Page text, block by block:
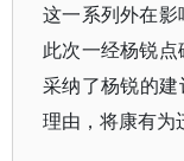
这一系列外在影
此次一经杨锐
采纳了杨锐的
理由，将康有为